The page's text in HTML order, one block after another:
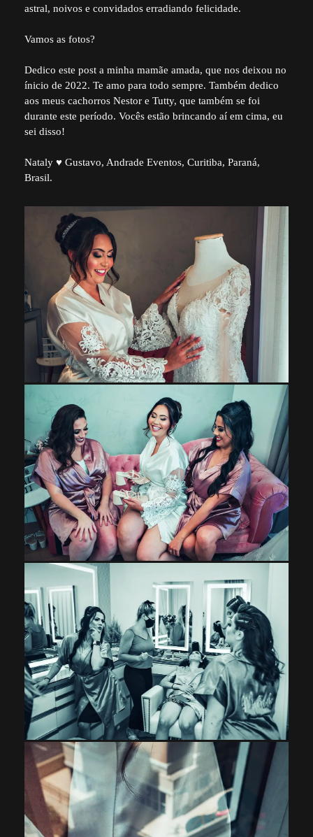
astral, noivos e convidados erradiando felicidade.
Vamos as fotos?
Dedico este post a minha mamãe amada, que nos deixou no
ínicio de 2022. Te amo para todo sempre. Também dedico
aos meus cachorros Nestor e Tutty, que também se foi
durante este período. Vocês estão brincando aí em cima, eu
sei disso!
Nataly ♥ Gustavo, Andrade Eventos, Curitiba, Paraná,
Brasil.